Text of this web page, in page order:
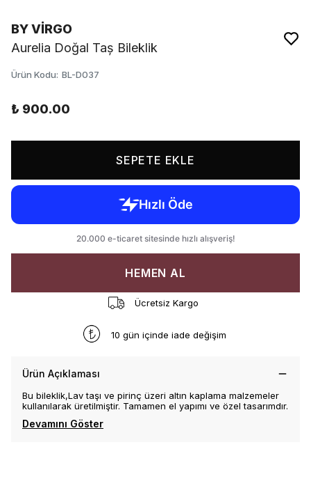
BY VİRGO
Aurelia Doğal Taș Bileklik
Ürün Kodu: BL-D037
₺ 900.00
SEPETE EKLE
HEMEN AL
Ücretsiz Kargo
10 gün içinde iade değişim
Ürün Açıklaması
Bu bileklik,Lav taşı ve pirinç üzeri altın kaplama malzemeler
kullanılarak üretilmiştir. Tamamen el yapımı ve özel tasarımdır.
Devamını Göster